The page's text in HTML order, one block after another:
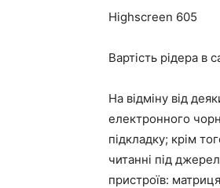
Highscreen 605
Вартість рідера в
На відміну від
електронного
підкладку; крім
читанні під
пристроїв: